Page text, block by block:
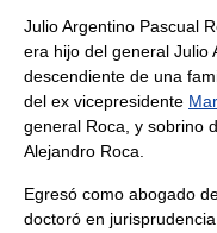
Julio Argentino Pascual
era hijo del general Julio
descendiente de una
del ex vicepresidente
general Roca, y sobrino
Alejandro Roca.
Egresó como abogado
doctoró en